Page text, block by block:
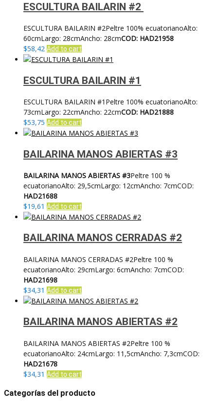
ESCULTURA BAILARIN #2
ESCULTURA BAILARIN #2Peltre 100% ecuatorianoAlto:
60cmLargo: 28cmAncho: 28cmCOD: HAD21958
$58,42 Add to cart
ESCULTURA BAILARIN #1
ESCULTURA BAILARIN #1Peltre 100% ecuatorianoAlto:
73cmLargo: 22cmAncho: 22cmCOD: HAD21888
$53,75 Add to cart
BAILARINA MANOS ABIERTAS #3
BAILARINA MANOS ABIERTAS #3Peltre 100 %
ecuatorianoAlto: 29,5cmLargo: 12cmAncho: 7cmCOD:
HAD21688
$19,61 Add to cart
BAILARINA MANOS CERRADAS #2
BAILARINA MANOS CERRADAS #2Peltre 100 %
ecuatorianoAlto: 29cmLargo: 6cmAncho: 7cmCOD:
HAD21698
$34,31 Add to cart
BAILARINA MANOS ABIERTAS #2
BAILARINA MANOS ABIERTAS #2Peltre 100 %
ecuatorianoAlto: 24cmLargo: 11,5cmAncho: 7,3cmCOD:
HAD21678
$34,31 Add to cart
Categorías del producto